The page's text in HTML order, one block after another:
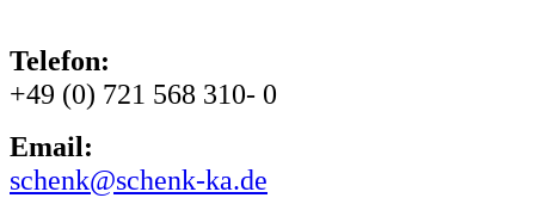
Telefon:
+49 (0) 721 568 310- 0
Email:
schenk@schenk-ka.de